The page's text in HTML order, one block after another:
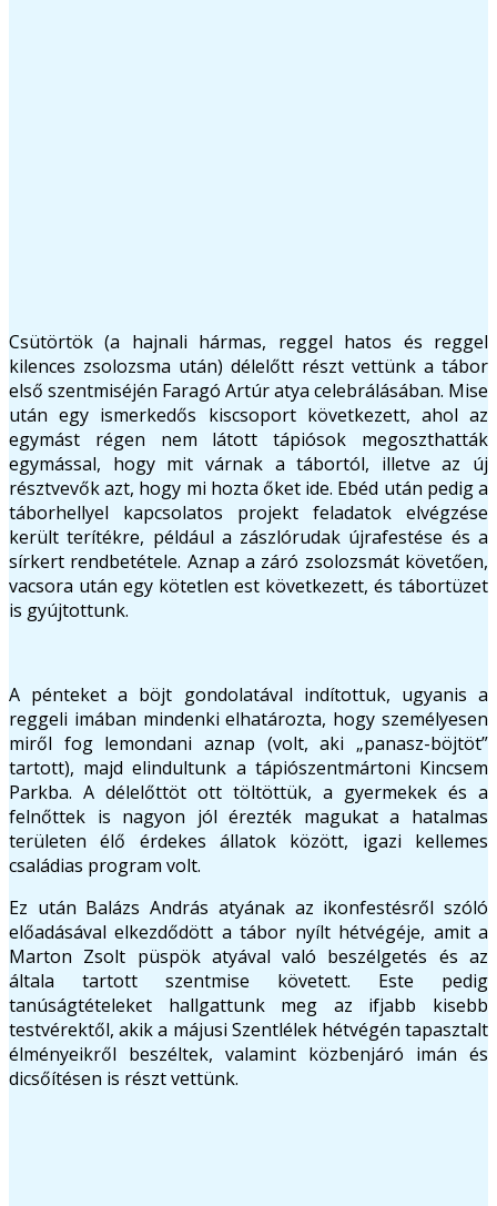
Csütörtök (a hajnali hármas, reggel hatos és reggel
kilences zsolozsma után) délelőtt részt vettünk a tábor
első szentmiséjén Faragó Artúr atya celebrálásában. Mise
után egy ismerkedős kiscsoport következett, ahol az
egymást régen nem látott tápiósok megoszthatták
egymással, hogy mit várnak a tábortól, illetve az új
résztvevők azt, hogy mi hozta őket ide. Ebéd után pedig a
táborhellyel kapcsolatos projekt feladatok elvégzése
került terítékre, például a zászlórudak újrafestése és a
sírkert rendbetétele. Aznap a záró zsolozsmát követően,
vacsora után egy kötetlen est következett, és tábortüzet
is gyújtottunk.
A pénteket a böjt gondolatával indítottuk, ugyanis a
reggeli imában mindenki elhatározta, hogy személyesen
miről fog lemondani aznap (volt, aki „panasz-böjtöt”
tartott), majd elindultunk a tápiószentmártoni Kincsem
Parkba. A délelőttöt ott töltöttük, a gyermekek és a
felnőttek is nagyon jól érezték magukat a hatalmas
területen élő érdekes állatok között, igazi kellemes
családias program volt.
Ez után Balázs András atyának az ikonfestésről szóló
előadásával elkezdődött a tábor nyílt hétvégéje, amit a
Marton Zsolt püspök atyával való beszélgetés és az
általa tartott szentmise követett. Este pedig
tanúságtételeket hallgattunk meg az ifjabb kisebb
testvérektől, akik a májusi Szentlélek hétvégén tapasztalt
élményeikről beszéltek, valamint közbenjáró imán és
dicsőítésen is részt vettünk.